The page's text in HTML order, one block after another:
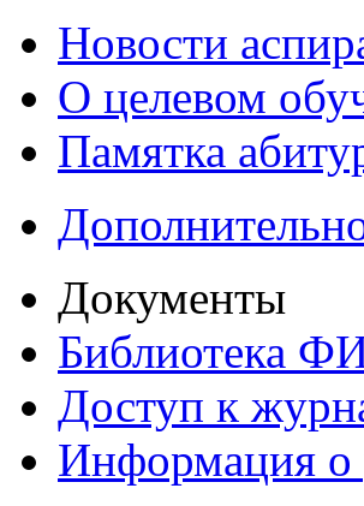
Новости
О целевом
Памятка
Документы
Библиотека
Доступ к
Информация